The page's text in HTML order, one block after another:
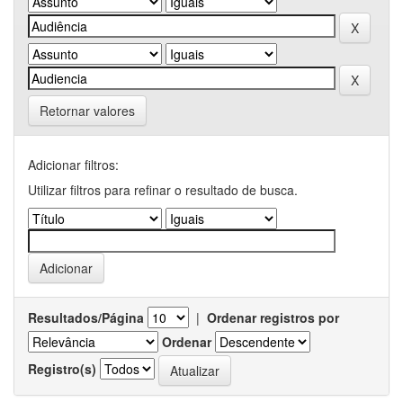
Retornar valores
Adicionar filtros:
Utilizar filtros para refinar o resultado de busca.
Resultados/Página | Ordenar registros por
Ordenar
Registro(s)